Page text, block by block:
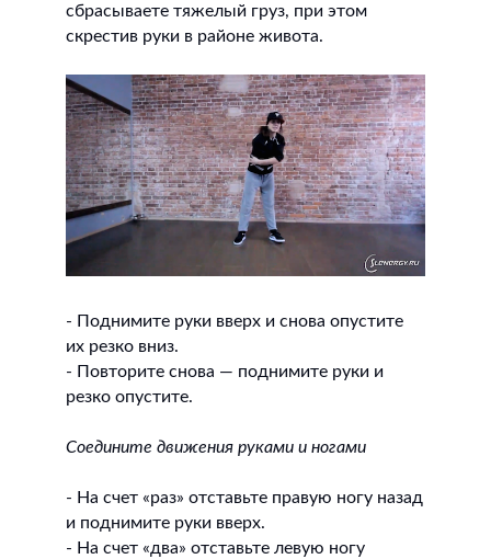
сбрасываете тяжелый груз, при этом
скрестив руки в районе живота.
- Поднимите руки вверх и снова опустите
их резко вниз.
- Повторите снова — поднимите руки и
резко опустите.
Соедините движения руками и ногами
- На счет «раз» отставьте правую ногу назад
и поднимите руки вверх.
- На счет «два» отставьте левую ногу